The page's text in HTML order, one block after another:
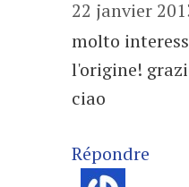
22 janvier
molto
l'origine!
ciao
Répondre